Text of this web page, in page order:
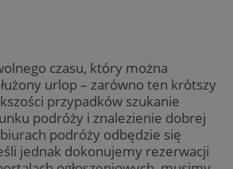
czasu, który można
urlop – zarówno ten krótszy
przypadków szukanie
podróży i znalezienie dobrej
podróży odbędzie się
jednak dokonujemy rezerwacji